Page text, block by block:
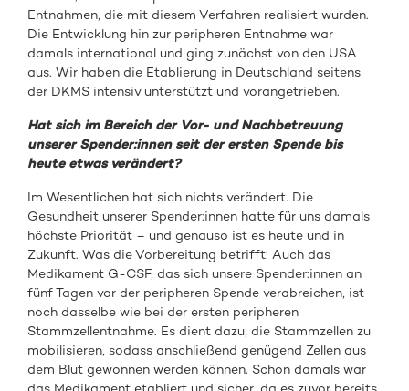
Entnahmen, die mit diesem Verfahren realisiert wurden.
Die Entwicklung hin zur peripheren Entnahme war
damals international und ging zunächst von den USA
aus. Wir haben die Etablierung in Deutschland seitens
der DKMS intensiv unterstützt und vorangetrieben.
Hat sich im Bereich der Vor- und Nachbetreuung
unserer Spender:innen seit der ersten Spende bis
heute etwas verändert?
Im Wesentlichen hat sich nichts verändert. Die
Gesundheit unserer Spender:innen hatte für uns damals
höchste Priorität – und genauso ist es heute und in
Zukunft. Was die Vorbereitung betrifft: Auch das
Medikament G-CSF, das sich unsere Spender:innen an
fünf Tagen vor der peripheren Spende verabreichen, ist
noch dasselbe wie bei der ersten peripheren
Stammzellentnahme. Es dient dazu, die Stammzellen zu
mobilisieren, sodass anschließend genügend Zellen aus
dem Blut gewonnen werden können. Schon damals war